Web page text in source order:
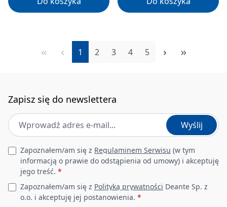
Strona
1 Strona
2 Strona
3 Strona
4 Strona
5
Zapisz się do newslettera
Adres e-mail*
Wyślij
Leave this field empty
Zapoznałem/am się z Regulaminem Serwisu (w tym
informacją o prawie do odstąpienia od umowy) i akceptuję
jego treść. *
Zapoznałem/am się z Polityką prywatności Deante Sp. z
o.o. i akceptuję jej postanowienia. *